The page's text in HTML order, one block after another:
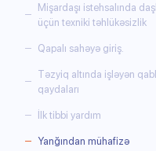
Mişardaşı istehsalında
üçün texniki təhlükəsizlik
Qapalı sahəyə giriş.
Təzyiq altında işləyən
qaydaları
İlk tibbi yardım
Yanğından mühafizə